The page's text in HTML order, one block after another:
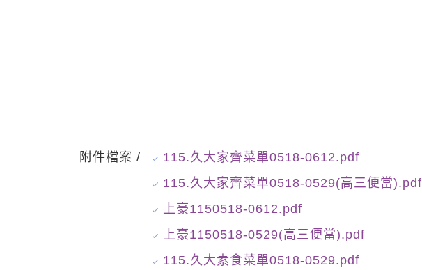
附件檔案 /
115.久大家齊菜單0518-0612.pdf
115.久大家齊菜單0518-0529(高三便當).pdf
上豪1150518-0612.pdf
上豪1150518-0529(高三便當).pdf
115.久大素食菜單0518-0529.pdf